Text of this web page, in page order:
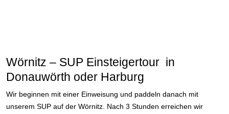
Wörnitz – SUP Einsteigertour in
Donauwörth oder Harburg
Wir beginnen mit einer Einweisung und paddeln danach mit
unserem SUP auf der Wörnitz. Nach 3 Stunden erreichen wir